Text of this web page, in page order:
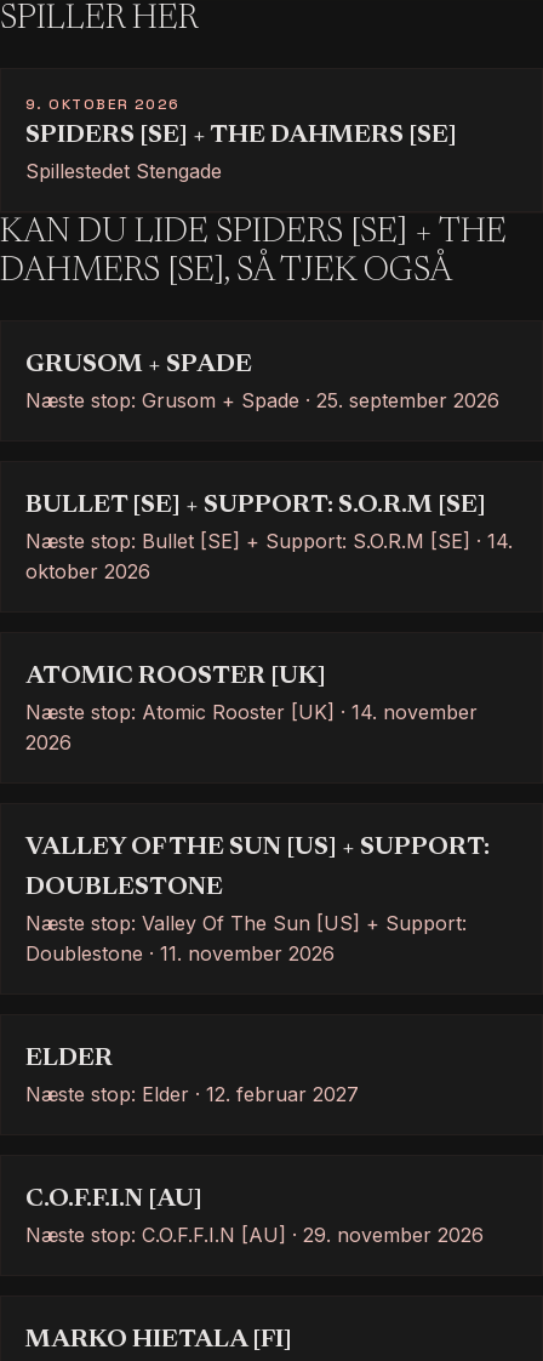
SPILLER HER
9. OKTOBER 2026
SPIDERS [SE] + THE DAHMERS [SE]
Spillestedet Stengade
KAN DU LIDE SPIDERS [SE] + THE
DAHMERS [SE], SÅ TJEK OGSÅ
GRUSOM + SPADE
Næste stop: Grusom + Spade · 25. september 2026
BULLET [SE] + SUPPORT: S.O.R.M [SE]
Næste stop: Bullet [SE] + Support: S.O.R.M [SE] · 14.
oktober 2026
ATOMIC ROOSTER [UK]
Næste stop: Atomic Rooster [UK] · 14. november
2026
VALLEY OF THE SUN [US] + SUPPORT:
DOUBLESTONE
Næste stop: Valley Of The Sun [US] + Support:
Doublestone · 11. november 2026
ELDER
Næste stop: Elder · 12. februar 2027
C.O.F.F.I.N [AU]
Næste stop: C.O.F.F.I.N [AU] · 29. november 2026
MARKO HIETALA [FI]